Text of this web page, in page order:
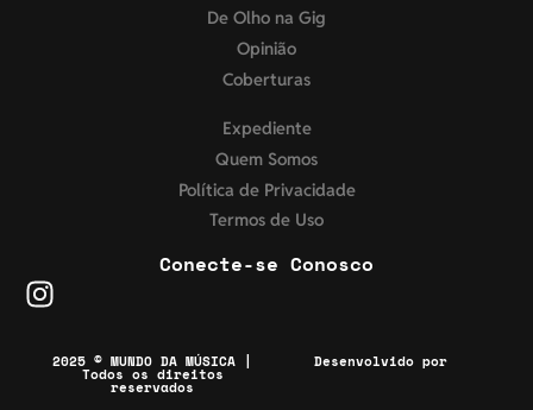
De Olho na Gig
Opinião
Coberturas
Expediente
Quem Somos
Política de Privacidade
Termos de Uso
Conecte-se Conosco
2025 © MUNDO DA MÚSICA |
Todos os direitos
reservados
Desenvolvido por